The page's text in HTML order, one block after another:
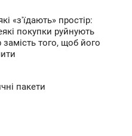
«з'їдають» простір:
покупки руйнують
замість того, щоб його
пакети